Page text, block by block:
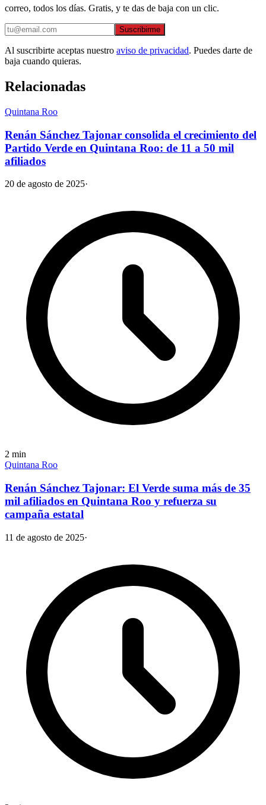
correo, todos los días. Gratis, y te das de baja con un clic.
Suscribirme
Al suscribirte aceptas nuestro aviso de privacidad. Puedes darte de
baja cuando quieras.
Relacionadas
Quintana Roo
Renán Sánchez Tajonar consolida el crecimiento del
Partido Verde en Quintana Roo: de 11 a 50 mil
afiliados
20 de agosto de 2025·
2 min
Quintana Roo
Renán Sánchez Tajonar: El Verde suma más de 35
mil afiliados en Quintana Roo y refuerza su
campaña estatal
11 de agosto de 2025·